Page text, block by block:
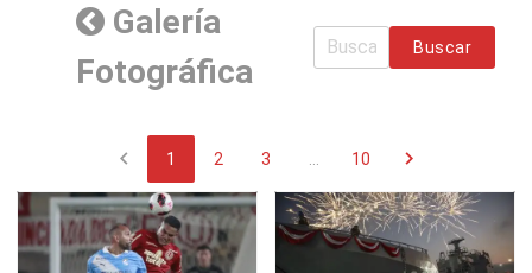
Galería
Fotográfica
Buscar
chevron_left 1 2 3 10 chevron_right